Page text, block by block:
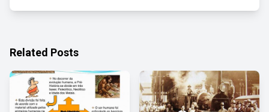
Related Posts